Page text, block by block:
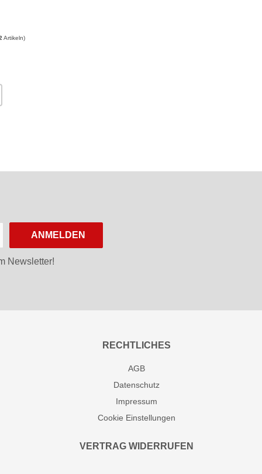
Artikeln)
ANMELDEN
Newsletter!
RECHTLICHES
AGB
Datenschutz
Impressum
Cookie Einstellungen
VERTRAG WIDERRUFEN